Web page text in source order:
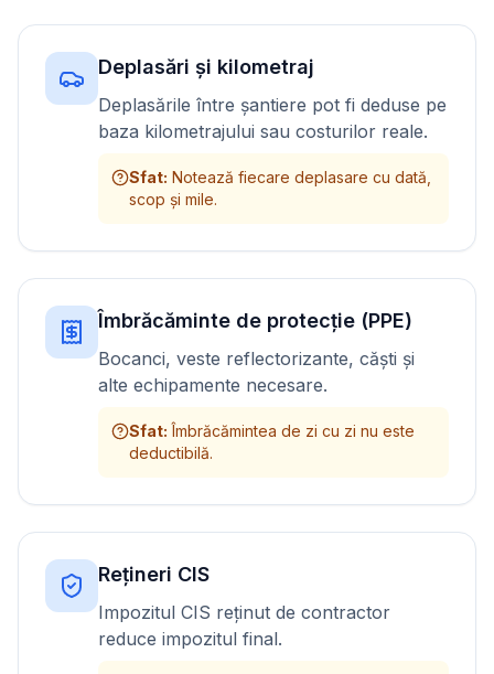
Deplasări și kilometraj
Deplasările între șantiere pot fi deduse pe
baza kilometrajului sau costurilor reale.
Sfat: Notează fiecare deplasare cu dată,
scop și mile.
Îmbrăcăminte de protecție (PPE)
Bocanci, veste reflectorizante, căști și
alte echipamente necesare.
Sfat: Îmbrăcămintea de zi cu zi nu este
deductibilă.
Rețineri CIS
Impozitul CIS reținut de contractor
reduce impozitul final.